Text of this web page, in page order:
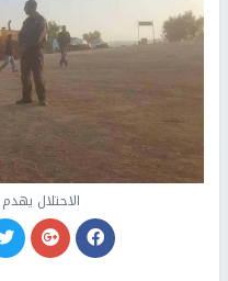
الاحتلال يهدم